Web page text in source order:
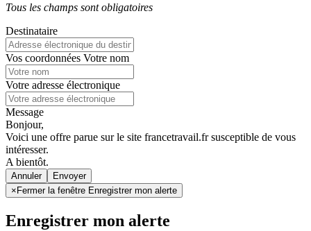
Tous les champs sont obligatoires
Destinataire
Vos coordonnées Votre nom
Votre adresse électronique
Message
Bonjour,
Voici une offre parue sur le site francetravail.fr susceptible de vous
intéresser.
A bientôt.
Annuler
× Fermer la fenêtre Enregistrer mon alerte
Enregistrer mon alerte